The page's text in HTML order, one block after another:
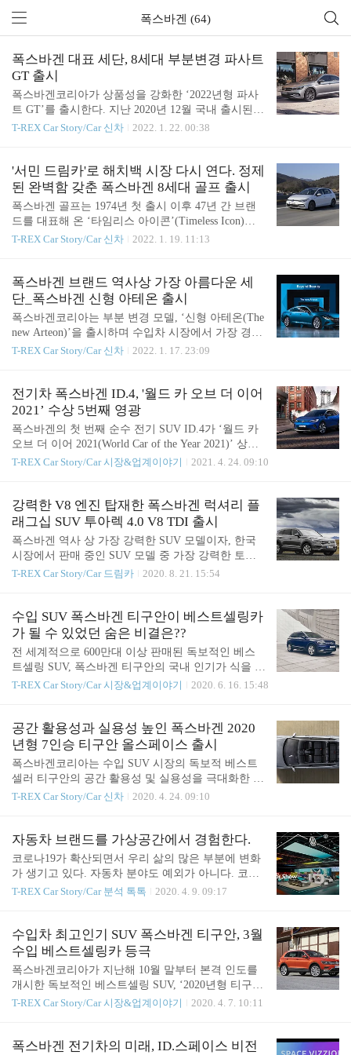
폭스바겐 (64)
폭스바겐 대표 세단, 8세대 부분변경 파사트
GT 출시
폭스바겐코리아가 상품성을 강화한 ‘2022년형 파사
트 GT’를 출시한다. 지난 2020년 12월 국내 출시된 8
세대 부분변경 모델 파사트 GT는 폭스바겐 모델 최
ED 매트릭스 헤드라이트’ 등이 적용되어 진일보한
스마트 비즈니스 세단의 기준을 제시하며 국내 소비
자에게 꾸준한 인기를 구가하고 있다. 이번에 출시된
‘2022년형 파사트 GT’는 기존 연식 모델의 혁신적인
기술 및 편의 사양을 그대로 채택하면서도 새로운 E
A288 evo 엔진을 탑재해 성능과 효율을 높이고, 한국
한 점이 특징이다. 2022년형 파사트 GT는 혁신적인
‘트윈도징 테크놀로지’가 장착..
T-REX Car Story/Car 신차 2022. 1. 22. 00:38
'서민 드림카'로 해치백 시장 다시 연다. 정제
된 완벽함 갖춘 폭스바겐 8세대 골프 출시
폭스바겐 골프는 1974년 첫 출시 이후 47년 간 브랜
드를 대표해 온 ‘타임리스 아이콘’(Timeless Icon)이
자 현재까지 3,500만 대 이상 판매된 폭스바겐의 핵
장을 이끈 주역이기도 하다. 신형 8세대 골프는 반세
기에 걸친 골프의 헤리티지를 계승하면서도 깔끔하
고 정제된 라인, 완벽한 비율과 다이내믹한 실루엣으
로 과거와 미래가 공존하는 골프만의 디자인 언어를
정립했다. 인테리어는 운전자 중심의 인체공학적 설
계와 한층 진화된 디지털화를 통해 미래 지향적으로
프로’와 10인치 ‘MIB3 디스커버 프로’ 인포테인먼트
시스템, 직관적인 ‘터치식..
T-REX Car Story/Car 신차 2022. 1. 19. 11:13
폭스바겐 브랜드 역사상 가장 아름다운 세
단_폭스바겐 신형 아테온 출시
폭스바겐코리아는 부분 변경 모델, ‘신형 아테온(The
new Arteon)’을 출시하며 수입차 시장에서 가장 경쟁
이 치열한 세단 시장 공략에 나선다. 아테온은 예술
자인 DNA를 대변하는 모델이자 세단 라인업의 플래
그십 역할을 담당하고 있다. 아테온은 한국 시장에 2
018년 12월 첫 선을 보인 이후 3040 젊은 고객층의 까
다로운 취향을 두루 만족시키며 두터운 고객 층을 형
성했다. 그 결과 한국은 아테온의 세계 3대 시장으로
자리매김했다. 이번에 선보인 신형 아테온은 아름다
에서의 탁월한 실용성을 모두 겸비했다. 더욱 뚜렷해
진 전면부 디자인과 날렵..
T-REX Car Story/Car 신차 2022. 1. 17. 23:09
전기차 폭스바겐 ID.4, '월드 카 오브 더 이어
2021’ 수상 5번째 영광
폭스바겐의 첫 번째 순수 전기 SUV ID.4가 ‘월드 카
오브 더 이어 2021(World Car of the Year 2021)’ 상을
수상했다. ‘월드 카 오브 더 이어’ 는 전세계 24개국,
장 권위를 인정받는 상이다. 폭스바겐 브랜드의 CEO
랄프 브란트슈타터(Ralf Brandsttter)는 “ID.4가 ‘월드
카 오브 더 이어’로 선정된 것을 굉장히 기쁘게 생각
한다. 자동차 업계에서 가장 중요한 상을 받았다는
부분에서뿐만 아니라, 폭스바겐의 뛰어난 팀원들이
훌륭한 아이디어를 실현해 냈다는 점을 심사위원단
로벌 시장을 겨냥한 전기차로 전 세계 시..
T-REX Car Story/Car 시장&업계이야기 2021. 4. 24. 09:10
강력한 V8 엔진 탑재한 폭스바겐 럭셔리 플
래그십 SUV 투아렉 4.0 V8 TDI 출시
폭스바겐 역사 상 가장 강력한 SUV 모델이자, 한국
시장에서 판매 중인 SUV 모델 중 가장 강력한 토크
를 자랑하는 럭셔리 플래그십 SUV, ‘신형 투아렉 4.0
4.0 V8 TDI는 폭발적인 힘을 갖춘 4.0리터(3,956 cc)
V8 엔진을 장착해 강력한 드라이빙 퍼포먼스를 선사
한다. 한국 시장에서 판매 중인 SUV 모델 중 가장 강
력한 91.8kg.m (900Nm, 1,250rpm~3,250rpm)의 최대
토크와 421마력(421ps, 3,500rpm~5,000rpm)의 최고
출력을 내는 V8 TDI 엔진은 상시 사륜구동 시스템과
T-REX Car Story/Car 드림카 2020. 8. 21. 15:54
수입 SUV 폭스바겐 티구안이 베스트셀링카
가 될 수 있었던 숨은 비결은??
전 세계적으로 600만대 이상 판매된 독보적인 베스
트셀링 SUV, 폭스바겐 티구안의 국내 인기가 식을 줄
을 모른다. 지난 3, 4월 수입차 전체 베스트셀링 1위
주행 성능과 기본기, 검증된 안전성과 최첨단 운전자
보조 시스템, 경제성을 고루 갖춰 국산, 수입차 관계
없이 3-4천만원대 SUV를 고려하는 이들에게 큰 인기
를 얻고 있다. 고객들이 티구안에 주목하는 또 다른
이유가 하나 더 있다. 티구안 오너들은 기존 오너들
의 추천으로 구매를 결정하는 경우가 많은데, 그 결
유지보수 비용에 있다. 실제로 차량을 운행하는 데
드는 총 소유비용(TCO)에 가장 큰..
T-REX Car Story/Car 시장&업계이야기 2020. 6. 16. 15:48
공간 활용성과 실용성 높인 폭스바겐 2020
년형 7인승 티구안 올스페이스 출시
폭스바겐코리아는 수입 SUV 시장의 독보적 베스트
셀러 티구안의 공간 활용성 및 실용성을 극대화한 20
20년형 티구안 올스페이스(Tiguan Allspace) 7인승 모
05년 한국 시장 진출 이후 최초로 도입하는 7인승 모
델로, 재작년 티구안 올스페이스의 5인승 모델 출시
이후 지속됐던 고객들의 요구를 반영해 7인승 버전
도입으로 5인승 대비 한층 더 높은 공간 활용성을 자
지 다양한 라이프스타일에 최적화된 모델이다. 폭스
바겐 티구안 올스페이스는 이미 전 세대 대비 실내공
간이 커진 2세대 티구안의 플랫폼을 ..
T-REX Car Story/Car 신차 2020. 4. 24. 09:10
자동차 브랜드를 가상공간에서 경험한다.
코로나19가 확산되면서 우리 삶의 많은 부분에 변화
가 생기고 있다. 자동차 분야도 예외가 아니다. 코로
나19의 영향으로 사회적 거리두기를 지키기 위한 제
중계하는 방식으로 바뀌게 되었다. 많은 소비자를 만
날 수 있는 자리가 줄어든다는 것은 자동차 판매에
영향을 끼치고, 브랜드를 알릴 수 있는 기회가 줄어
든다는 것이다. 브랜드 입장에서는 홍보 마케팅에 큰
차질을 불러모으고 있는 상황이다. 이런 분위기를 적
극적으로 돌파하기 위한 방법으로 브랜드와 모델을
어 눈길을 끈다. 폭스바겐은 온라인에서 브랜드의 새
로운 모델들을 가상 현실로 체험할 수 있는 “버추얼
T-REX Car Story/Car 분석 톡톡 2020. 4. 9. 09:17
수입차 최고인기 SUV 폭스바겐 티구안, 3월
수입 베스트셀링카 등극
폭스바겐코리아가 지난해 10월 말부터 본격 인도를
개시한 독보적인 베스트셀링 SUV, ‘2020년형 티구
안’이 지난 3월 총 1,022대가 판매되며 전체 수입차
벌 베스트셀링 SUV이자, 한국 수입차 시장에서도 지
T-REX Car Story/Car 시장&업계이야기 2020. 4. 7. 10:11
폭스바겐 전기차의 미래, ID.스페이스 비전